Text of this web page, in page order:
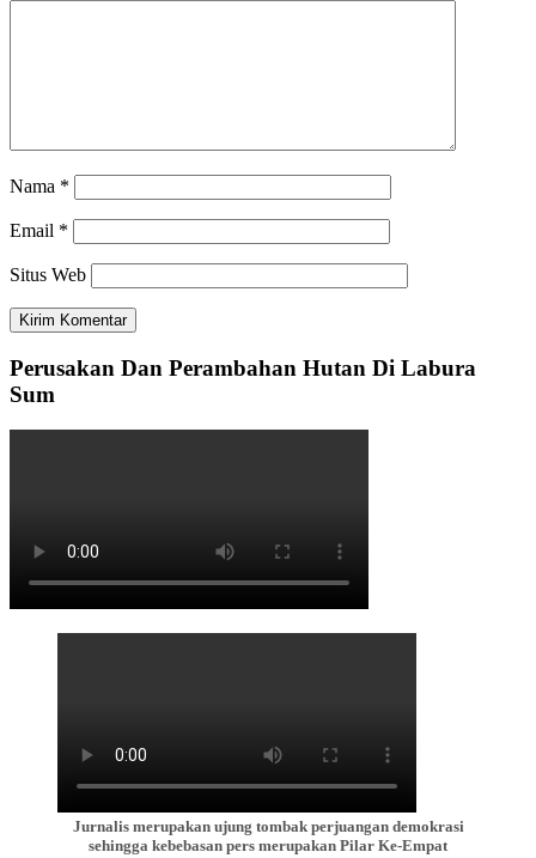
Nama *
Email *
Situs Web
Perusakan Dan Perambahan Hutan Di Labura
Sum
Jurnalis merupakan ujung tombak perjuangan demokrasi
sehingga kebebasan pers merupakan Pilar Ke-Empat